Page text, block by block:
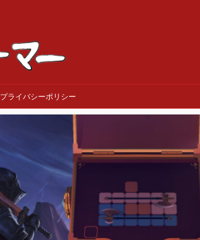
プライバシーポリシー